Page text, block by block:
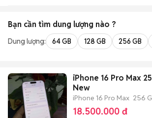
Bạn cần tìm dung lượng nào ?
Dung lượng: 64 GB 128 GB 256 GB
iPhone 16 Pro Max
New
iPhone 16 Pro Max 256
18.500.000 đ